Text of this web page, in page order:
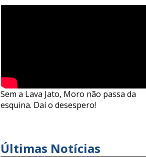
Sem a Lava Jato, Moro não passa da
esquina. Daí o desespero!
Últimas Notícias